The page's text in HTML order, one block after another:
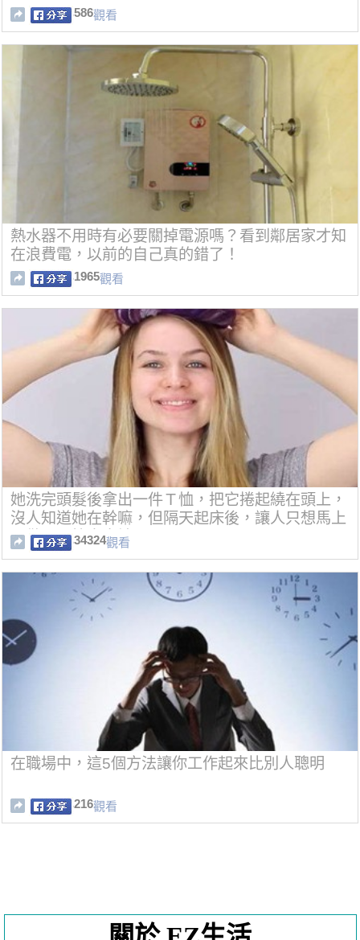
586觀看
熱水器不用時有必要關掉電源嗎？看到鄰居家才知
在浪費電，以前的自己真的錯了！
1965觀看
她洗完頭髮後拿出一件Ｔ恤，把它捲起繞在頭上，
沒人知道她在幹嘛，但隔天起床後，讓人只想馬上
照做！！簡直太神了！！！
34324觀看
在職場中，這5個方法讓你工作起來比別人聰明
216觀看